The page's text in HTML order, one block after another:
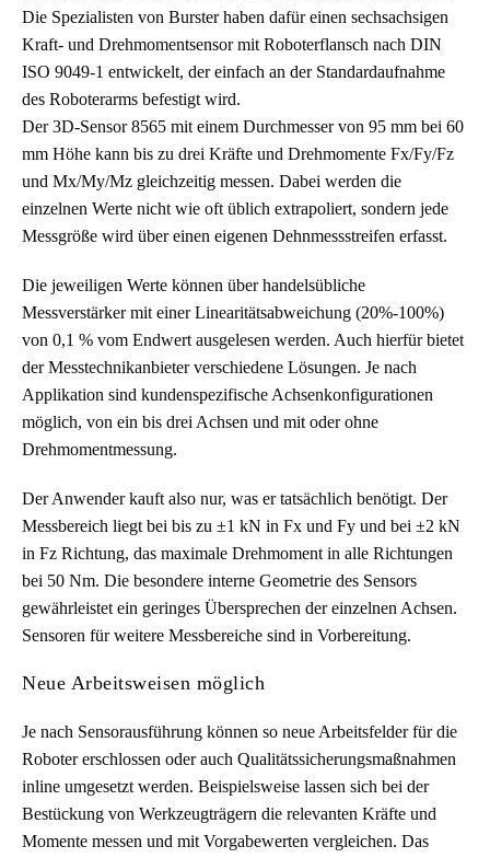
Die Spezialisten von Burster haben dafür einen sechsachsigen
Kraft- und Drehmomentsensor mit Roboterflansch nach DIN
ISO 9049-1 entwickelt, der einfach an der Standardaufnahme
des Roboterarms befestigt wird.
Der 3D-Sensor 8565 mit einem Durchmesser von 95 mm bei 60
mm Höhe kann bis zu drei Kräfte und Drehmomente Fx/Fy/Fz
und Mx/My/Mz gleichzeitig messen. Dabei werden die
einzelnen Werte nicht wie oft üblich extrapoliert, sondern jede
Messgröße wird über einen eigenen Dehnmessstreifen erfasst.
Die jeweiligen Werte können über handelsübliche
Messverstärker mit einer Linearitätsabweichung (20%-100%)
von 0,1 % vom Endwert ausgelesen werden. Auch hierfür bietet
der Messtechnikanbieter verschiedene Lösungen. Je nach
Applikation sind kundenspezifische Achsenkonfigurationen
möglich, von ein bis drei Achsen und mit oder ohne
Drehmomentmessung.
Der Anwender kauft also nur, was er tatsächlich benötigt. Der
Messbereich liegt bei bis zu ±1 kN in Fx und Fy und bei ±2 kN
in Fz Richtung, das maximale Drehmoment in alle Richtungen
bei 50 Nm. Die besondere interne Geometrie des Sensors
gewährleistet ein geringes Übersprechen der einzelnen Achsen.
Sensoren für weitere Messbereiche sind in Vorbereitung.
Neue Arbeitsweisen möglich
Je nach Sensorausführung können so neue Arbeitsfelder für die
Roboter erschlossen oder auch Qualitätssicherungsmaßnahmen
inline umgesetzt werden. Beispielsweise lassen sich bei der
Bestückung von Werkzeugträgern die relevanten Kräfte und
Momente messen und mit Vorgabewerten vergleichen. Das